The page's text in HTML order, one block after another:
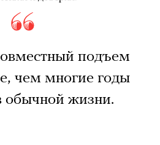
подъем
чем многие годы
обычной жизни.